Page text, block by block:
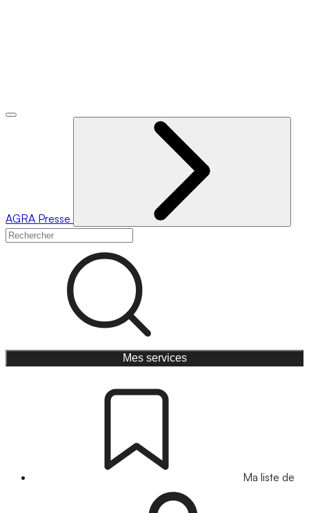
AGRA Presse
Mes services
Ma liste de